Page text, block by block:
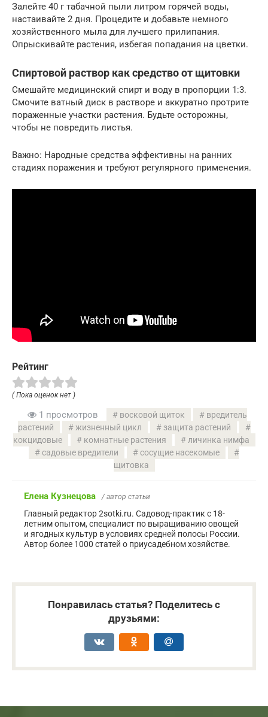
Залейте 40 г табачной пыли литром горячей воды,
настаивайте 2 дня. Процедите и добавьте немного
хозяйственного мыла для лучшего прилипания.
Опрыскивайте растения, избегая попадания на цветки.
Спиртовой раствор как средство от щитовки
Смешайте медицинский спирт и воду в пропорции 1:3.
Смочите ватный диск в растворе и аккуратно протрите
пораженные участки растения. Будьте осторожны,
чтобы не повредить листья.
Важно: Народные средства эффективны на ранних
стадиях поражения и требуют регулярного применения.
Рейтинг
( Пока оценок нет )
1 просмотров восковой щиток
вредитель
растений
жизненный цикл
защита растений
кокцидовые
комнатные растения
личинка нимфа
садовые вредители
сосущие насекомые
щитовка
Елена Кузнецова / автор статьи
Главный редактор 2sotki.ru. Садовод-практик с 18-
летним опытом, специалист по выращиванию овощей
и ягодных культур в условиях средней полосы России.
Автор более 1000 статей о приусадебном хозяйстве.
Понравилась статья? Поделитесь с
друзьями: